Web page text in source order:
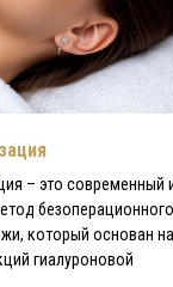
– это современный
безоперационного
который основан на
гиалуроновой